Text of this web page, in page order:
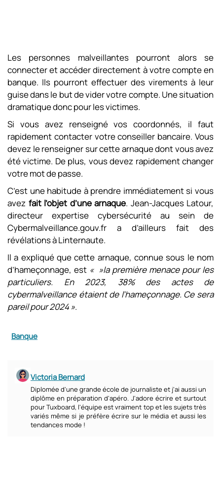
Les personnes malveillantes pourront alors se
connecter et accéder directement à votre compte en
banque. Ils pourront effectuer des virements à leur
guise dans le but de vider votre compte. Une situation
dramatique donc pour les victimes.
Si vous avez renseigné vos coordonnés, il faut
rapidement contacter votre conseiller bancaire. Vous
devez le renseigner sur cette arnaque dont vous avez
été victime. De plus, vous devez rapidement changer
votre mot de passe.
C’est une habitude à prendre immédiatement si vous
avez fait l’objet d’une arnaque. Jean-Jacques Latour,
directeur expertise cybersécurité au sein de
Cybermalveillance.gouv.fr a d’ailleurs fait des
révélations à Linternaute.
Il a expliqué que cette arnaque, connue sous le nom
d’hameçonnage, est « »la première menace pour les
particuliers. En 2023, 38% des actes de
cybermalveillance étaient de l’hameçonnage. Ce sera
pareil pour 2024 ».
Banque
Victoria Bernard
Diplomée d'une grande école de journaliste et j'ai aussi un
diplôme en préparation d'apéro. J'adore écrire et surtout
pour Tuxboard, l'équipe est vraiment top et les sujets très
variés même si je préfère écrire sur le média et aussi les
tendances mode !